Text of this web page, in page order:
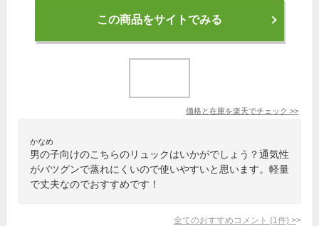
この商品をサイトでみる
価格と在庫を楽天でチェック >>
かなめ
男の子向けのこちらのリュックはいかがでしょう？通気性
がバツグンで蒸れにくいので使いやすいと思います。軽量
で丈夫なのでおすすめです！
全てのおすすめコメント (1 件) >